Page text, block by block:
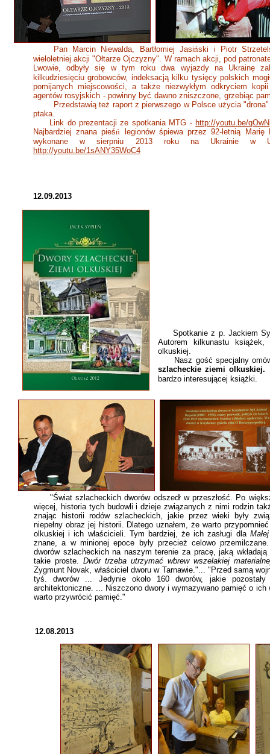
12.08.2013
Spotkanie z p. Jackiem
Autorem kilkunastu
olkuskiej.
Nasz gość specjalny
szlacheckie ziemi olkuskiej.
bardzo interesującej książki.
12.09.2013
"Świat szlacheckich dworów odszedł w przeszłość. Po
więcej, historia tych budowli i dzieje związanych z nimi rodzin
znając historii rodów szlacheckich, jakie przez wieki były
niepełny obraz jej historii. Dlatego uznałem, że warto
olkuskiej i ich właścicieli. Tym bardziej, że ich zasługi dla
znane, a w minionej epoce były przecież celowo
dworów szlacheckich na naszym terenie za pracę, jaką
takie proste. Dwór trzeba utrzymać wbrew wszelakiej
Zygmunt Novak, właściciel dworu w Tarnawie."... "Przed samą
tyś. dworów ... Jedynie około 160 dworów, jakie
architektoniczne. ... Niszczono dwory i wymazywano pamięć o ich
warto przywrócić pamięć."
Pan Marcin Niewalda, Bartłomiej Jasiński i Piotr
wieloletniej akcji "Ołtarze Ojczyzny". W ramach akcji, pod
Lwowie, odbyły się w tym roku dwa wyjazdy na Ukrainę
kilkudziesięciu grobowców, indeksacją kilku tysięcy polskich
pomijanych miejscowości, a także niezwykłym odkryciem
agentów rosyjskich - powinny być dawno zniszczone, grzebiąc
Przedstawią też raport z pierwszego w Polsce użycia "drona"
ptaka.
Link do prezentacji ze spotkania MTG - http://youtu.be/
Najbardziej znana pieśń legionów śpiewa przez 92-letnią Marię
wykonane w sierpniu 2013 roku na Ukrainie w
http://youtu.be/1sANY35WoC4